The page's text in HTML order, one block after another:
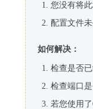
您没有将
配置文件
如何解决：
检查是否
检查端口是
若您使用